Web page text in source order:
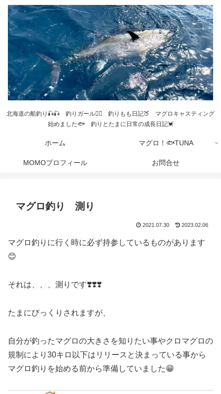
北海道の船釣り🎣🎣 釣りガール💁‍♀️ 釣りもも日記🍑 マグロキャスティング
始めました🐟 釣りとたまに日常の成長日記💓
ホーム マグロ！🐟TUNA
MOMOプロフィール お問合せ
マグロ釣り 測り
2021.07.30 2023.02.06
マグロ釣りに行く時に必ず持参しているものがあります
😊
それは、、、測りです❣️❣️❣️
たまにびっくりされますが、
自分が釣ったマグロの大きさを知りたい事やクロマグロの
規制により30キロ以下はリリースと決まっている事から
マグロ釣りを始める前から準備していました😁